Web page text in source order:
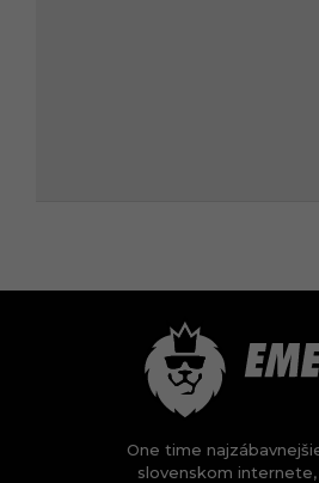
One time
slovenskom